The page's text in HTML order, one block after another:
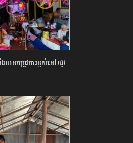
មានតម្រូវការខ្ពស់នៅរដូវ